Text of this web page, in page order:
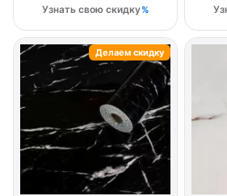
Узнать свою скидку
Делаем скидку